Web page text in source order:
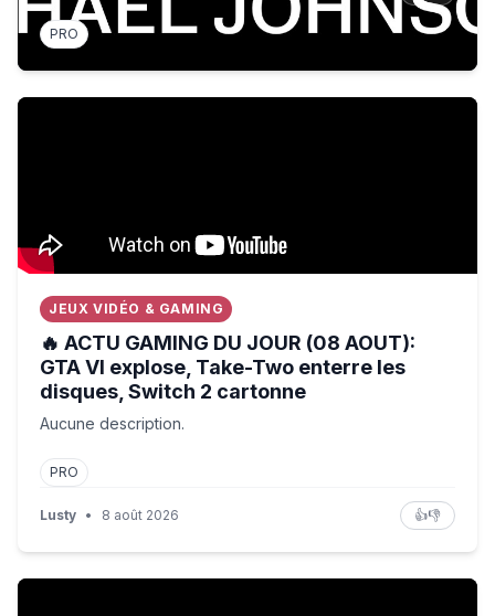
PRO
🔥 ACTU GAMING DU JOUR (08 AOUT): GTA VI
JEUX VIDÉO & GAMING
🔥 ACTU GAMING DU JOUR (08 AOUT):
GTA VI explose, Take-Two enterre les
disques, Switch 2 cartonne
Aucune description.
PRO
Lusty • 8 août 2026 👍👎
Extreme Heat Is Drying Up Europe's Biggest Rivers